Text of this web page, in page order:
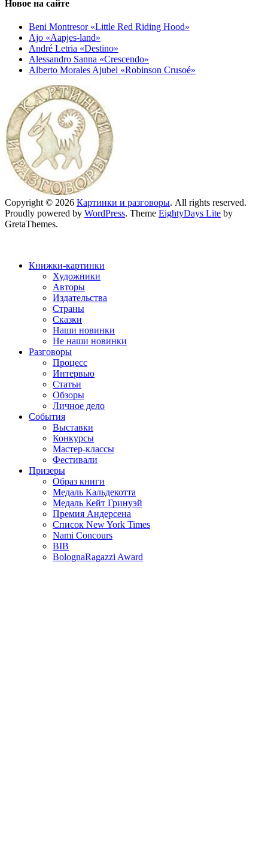
Новое на сайте
Beni Montresor «Little Red Riding Hood»
Ajo «Aapjes-land»
André Letria «Destino»
Alessandro Sanna «Crescendo»
Alberto Morales Ajubel «Robinson Crusoé»
Copyright © 2026 Картинки и разговоры. All rights reserved.
Proudly powered by WordPress. Theme EightyDays Lite by
GretaThemes.
Книжки-картинки
Художники
Авторы
Издательства
Страны
Сказки
Наши новинки
Не наши новинки
Разговоры
Процесс
Интервью
Статьи
Обзоры
Личное дело
События
Выставки
Конкурсы
Мастер-классы
Фестивали
Призеры
Образ книги
Медаль Кальдекотта
Медаль Кейт Гринуэй
Премия Андерсена
Список New York Times
Nami Concours
BIB
BolognaRagazzi Award